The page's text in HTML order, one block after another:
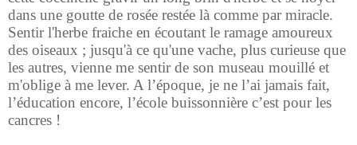
dans une goutte de rosée restée là comme par miracle.
Sentir l'herbe fraiche en écoutant le ramage amoureux
des oiseaux ; jusqu'à ce qu'une vache, plus curieuse que
les autres, vienne me sentir de son museau mouillé et
m'oblige à me lever. A l’époque, je ne l’ai jamais fait,
l’éducation encore, l’école buissonnière c’est pour les
cancres !